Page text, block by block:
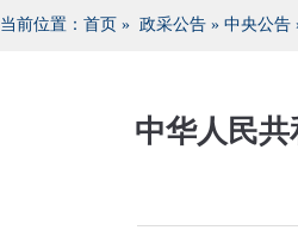
当前位置： 首页 » 政采公告 » 中央公告
中华人民